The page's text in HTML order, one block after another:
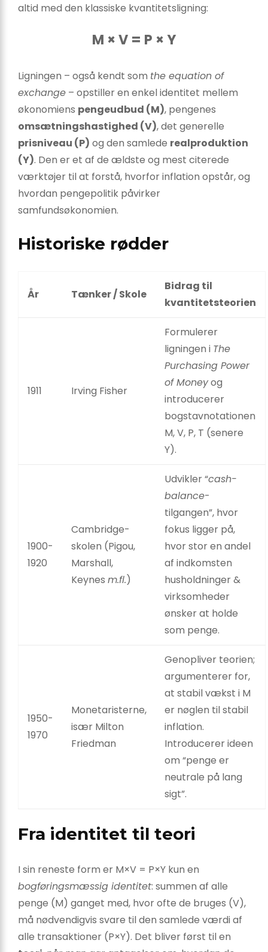
altid med den klassiske kvantitetsligning:
M × V = P × Y
Ligningen – også kendt som the equation of
exchange – opstiller en enkel identitet mellem
økonomiens pengeudbud (M), pengenes
omsætningshastighed (V), det generelle
prisniveau (P) og den samlede realproduktion
(Y). Den er et af de ældste og mest citerede
værktøjer til at forstå, hvorfor inflation opstår, og
hvordan pengepolitik påvirker
samfundsøkonomien.
Historiske rødder
År Tænker / Skole
Bidrag til
kvantitetsteorien
1911 Irving Fisher
Formulerer
ligningen i The
Purchasing Power
of Moneyog
introducerer
bogstavnotationen
M, V, P, T (senere
Y).
1900-
1920
Cambridge-
skolen (Pigou,
Marshall,
Keynes m.fl.)
Udvikler “cash-
balance-
tilgangen”, hvor
fokus ligger på,
hvor stor en andel
af indkomsten
husholdninger &
virksomheder
ønsker at holde
som penge.
1950-
1970
Monetaristerne,
især Milton
Friedman
Genopliver teorien;
argumenterer for,
at stabil vækst i M
er nøglen til stabil
inflation.
Introducerer ideen
om “penge er
neutrale på lang
sigt”.
Fra identitet til teori
I sin reneste form er M×V = P×Y kun en
bogføringsmæssig identitet: summen af alle
penge (M) ganget med, hvor ofte de bruges (V),
må nødvendigvis svare til den samlede værdi af
alle transaktioner (P×Y). Det bliver først til en